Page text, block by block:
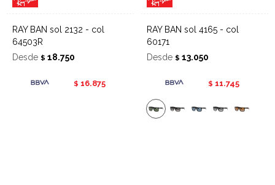
RAY BAN sol 2132 - col
64503R
Desde $ 18.750
$ 16.875
RAY BAN sol 4165 - col
60171
Desde $ 13.050
$ 11.745